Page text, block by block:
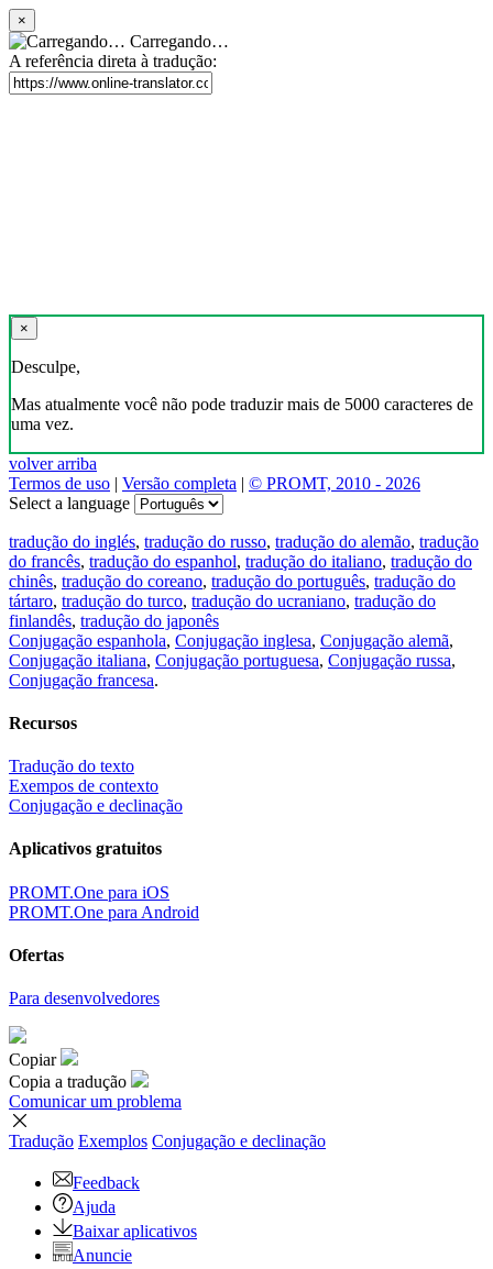
×
Carregando…
A referência direta à tradução:
×
Desculpe,
Mas atualmente você não pode traduzir mais de 5000 caracteres de
uma vez.
volver arriba
Termos de uso | Versão completa | © PROMT, 2010 - 2026
Select a language
tradução do inglés, tradução do russo, tradução do alemão, tradução
do francês, tradução do espanhol, tradução do italiano, tradução do
chinês, tradução do coreano, tradução do português, tradução do
tártaro, tradução do turco, tradução do ucraniano, tradução do
finlandês, tradução do japonês
Conjugação espanhola, Conjugação inglesa, Conjugação alemã,
Conjugação italiana, Conjugação portuguesa, Conjugação russa,
Conjugação francesa.
Recursos
Tradução do texto
Exempos de contexto
Conjugação e declinação
Aplicativos gratuitos
PROMT.One para iOS
PROMT.One para Android
Ofertas
Para desenvolvedores
Copiar
Copia a tradução
Comunicar um problema
Tradução Exemplos Conjugação e declinação
Feedback
Ajuda
Baixar aplicativos
Anuncie